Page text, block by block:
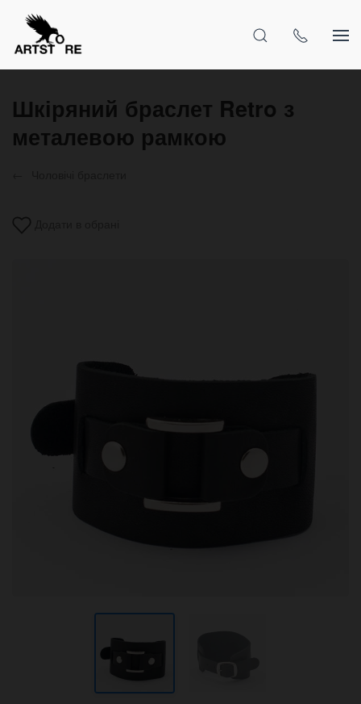
Шкіряний браслет Retro з
металевою рамкою